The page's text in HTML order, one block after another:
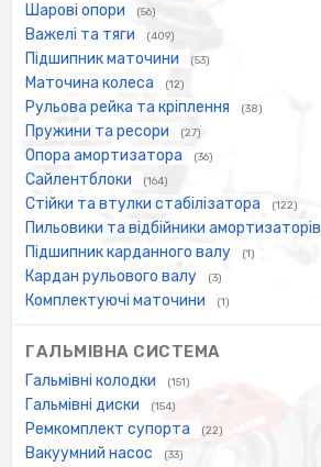
Шарові опори (56)
Важелі та тяги (409)
Підшипник маточини (53)
Маточина колеса (12)
Рульова рейка та кріплення (38)
Пружини та ресори (27)
Опора амортизатора (36)
Сайлентблоки (164)
Стійки та втулки стабілізатора (122)
Пильовики та відбійники амортизаторів
Підшипник карданного валу (1)
Кардан рульового валу (3)
Комплектуючі маточини (1)
ГАЛЬМІВНА СИСТЕМА
Гальмівні колодки (151)
Гальмівні диски (154)
Ремкомплект супорта (22)
Вакуумний насос (33)